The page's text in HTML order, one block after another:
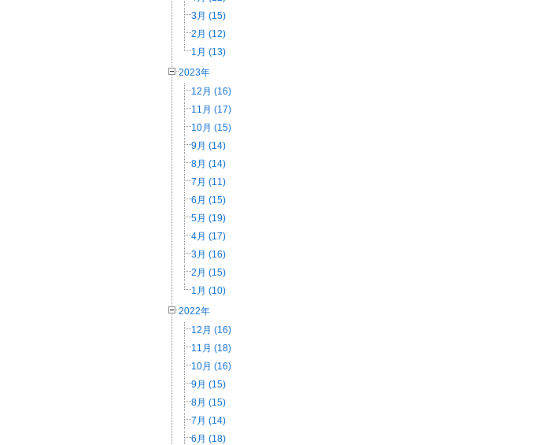
3月 (15)
2月 (12)
1月 (13)
2023年
12月 (16)
11月 (17)
10月 (15)
9月 (14)
8月 (14)
7月 (11)
6月 (15)
5月 (19)
4月 (17)
3月 (16)
2月 (15)
1月 (10)
2022年
12月 (16)
11月 (18)
10月 (16)
9月 (15)
8月 (15)
7月 (14)
6月 (18)